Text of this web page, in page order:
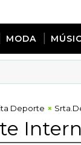
MODA
Deporte